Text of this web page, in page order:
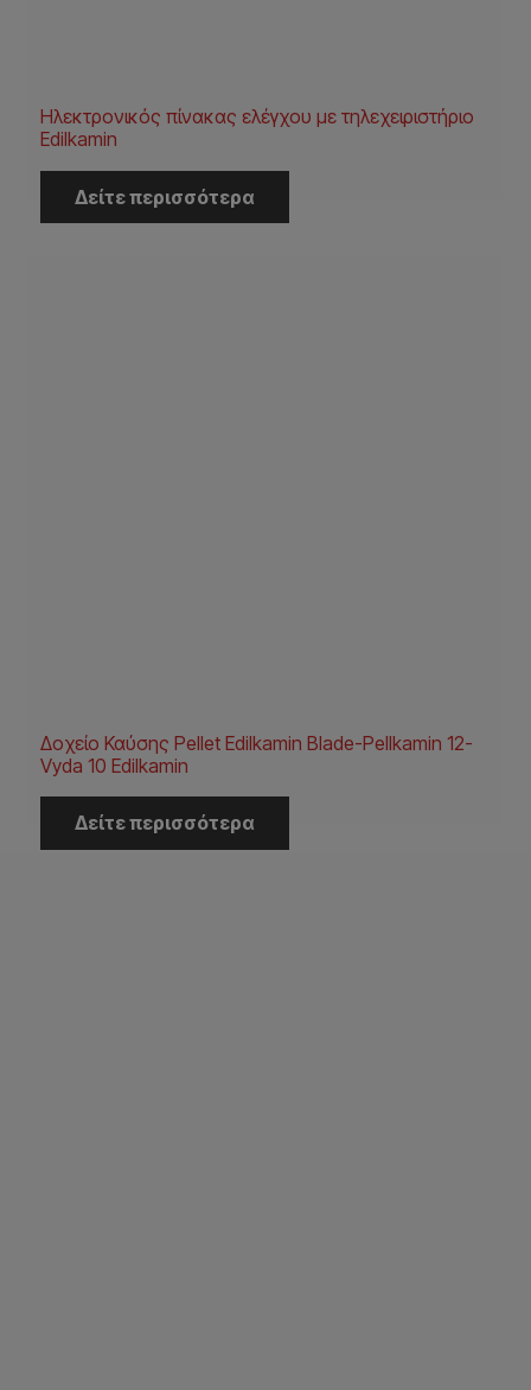
Ηλεκτρονικός πίνακας ελέγχου με τηλεχειριστήριο
Edilkamin
Δείτε περισσότερα
Δοχείο Καύσης Pellet Edilkamin Blade-Pellkamin 12-
Vyda 10 Edilkamin
Δείτε περισσότερα